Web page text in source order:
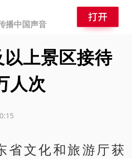
播中国声音
上景区接待
人次
省文化和旅游厅获